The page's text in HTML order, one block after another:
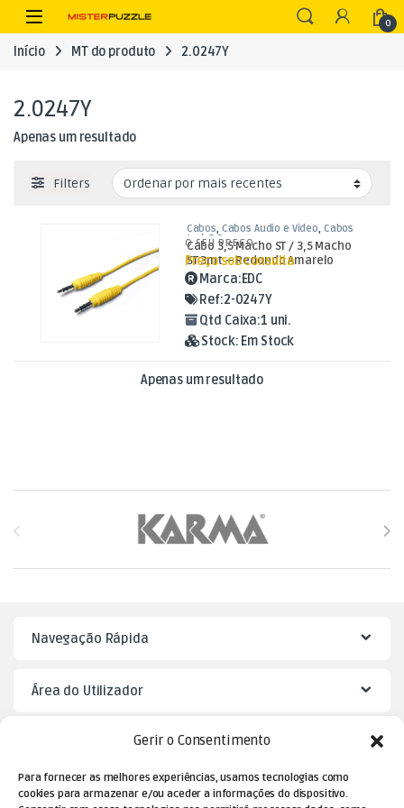
Gerir o Consentimento
Para fornecer as melhores experiências, usamos tecnologias como
cookies para armazenar e/ou aceder a informações do dispositivo.
Skip to navigation
Skip to content
Open 0
Início MT do produto 2.0247Y
2.0247Y
Apenas um resultado
Filters
Cabos, Cabos Áudio e Vídeo, Cabos
Jack 3,5mm
Cabo 3,5 Macho ST / 3,5 Macho
ST 3mt – Redondo Amarelo
O SEU PREÇO
Preço sob consulta
Marca:EDC
Ref:2-0247Y
Qtd Caixa:1 uni.
Stock: Em Stock
Apenas um resultado
Navegação Rápida
Área do Utilizador